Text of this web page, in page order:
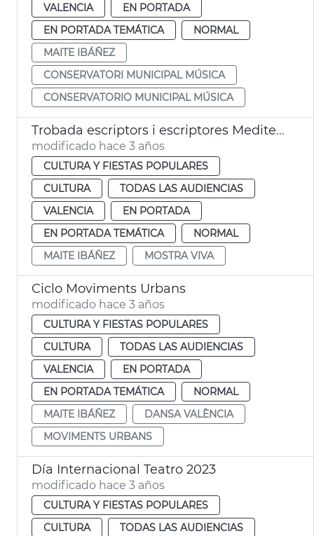
VALENCIA
EN PORTADA
EN PORTADA TEMÁTICA
NORMAL
MAITE IBÁÑEZ
CONSERVATORI MUNICIPAL MÚSICA
CONSERVATORIO MUNICIPAL MÚSICA
Trobada escriptors i escriptores Mediterrani
modificado hace 3 años
CULTURA Y FIESTAS POPULARES
CULTURA
TODAS LAS AUDIENCIAS
VALENCIA
EN PORTADA
EN PORTADA TEMÁTICA
NORMAL
MAITE IBÁÑEZ
MOSTRA VIVA
Ciclo Moviments Urbans
modificado hace 3 años
CULTURA Y FIESTAS POPULARES
CULTURA
TODAS LAS AUDIENCIAS
VALENCIA
EN PORTADA
EN PORTADA TEMÁTICA
NORMAL
MAITE IBÁÑEZ
DANSA VALÈNCIA
MOVIMENTS URBANS
Día Internacional Teatro 2023
modificado hace 3 años
CULTURA Y FIESTAS POPULARES
CULTURA
TODAS LAS AUDIENCIAS